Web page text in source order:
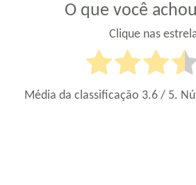
O que você
Clique nas
Média da classificação 3.6/ 5.